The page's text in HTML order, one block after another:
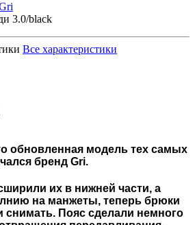
3.0/black
Все характеристики
обновленная модель тех самых
бренд Gri.
их в нижней части, а
на манжеты, теперь брюки
снимать. Пояс сделали немного